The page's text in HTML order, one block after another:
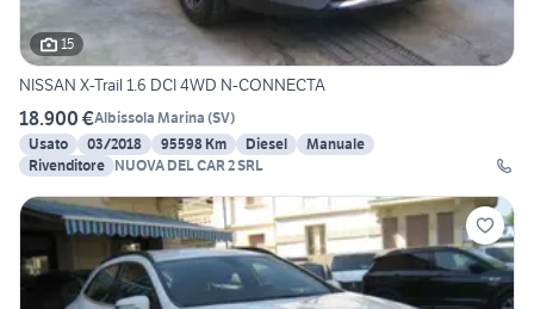
15
NISSAN X-Trail 1.6 DCI 4WD N-CONNECTA
18.900 €Albissola Marina (SV)
Usato
03/2018 95598 Km Diesel
Manuale
Rivenditore NUOVA DEL CAR 2 SRL